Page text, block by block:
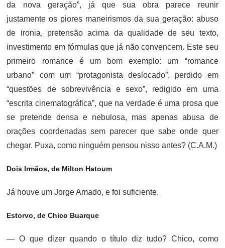
da nova geração”, já que sua obra parece reunir
justamente os piores maneirismos da sua geração: abuso
de ironia, pretensão acima da qualidade de seu texto,
investimento em fórmulas que já não convencem. Este seu
primeiro romance é um bom exemplo: um “romance
urbano” com um “protagonista deslocado”, perdido em
“questões de sobrevivência e sexo”, redigido em uma
“escrita cinematográfica”, que na verdade é uma prosa que
se pretende densa e nebulosa, mas apenas abusa de
orações coordenadas sem parecer que sabe onde quer
chegar. Puxa, como ninguém pensou nisso antes? (C.A.M.)
Dois Irmãos, de Milton Hatoum
Já houve um Jorge Amado, e foi suficiente.
Estorvo, de Chico Buarque
— O que dizer quando o título diz tudo? Chico, como